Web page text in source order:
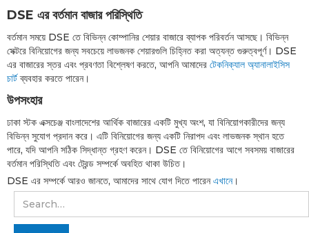
DSE এর বর্তমান বাজার পরিস্থিতি
বর্তমান সময়ে DSE তে বিভিন্ন কোম্পানির শেয়ার বাজারে ব্যাপক পরিবর্তন আসছে। বিভিন্ন
সেক্টরে বিনিয়োগের জন্য সবচেয়ে লাভজনক শেয়ারগুলি চিহ্নিত করা অত্যন্ত গুরুত্বপূর্ণ। DSE
এর বাজারের স্তর এবং প্রবণতা বিশ্লেষণ করতে, আপনি আমাদের টেকনিক্যাল অ্যানালাইসিস
চার্টব্যবহার করতে পারেন।
উপসংহার
ঢাকা স্টক এক্সচেঞ্জ বাংলাদেশের আর্থিক বাজারের একটি মুখ্য অংশ, যা বিনিয়োগকারীদের জন্য
বিভিন্ন সুযোগ প্রদান করে। এটি বিনিয়োগের জন্য একটি নিরাপদ এবং লাভজনক স্থান হতে
পারে, যদি আপনি সঠিক সিদ্ধান্ত গ্রহণ করেন। DSE তে বিনিয়োগের আগে সবসময় বাজারের
বর্তমান পরিস্থিতি এবং ট্রেন্ড সম্পর্কে অবহিত থাকা উচিত।
DSE এর সম্পর্কে আরও জানতে, আমাদের সাথে যোগ দিতে পারেনএখানে।